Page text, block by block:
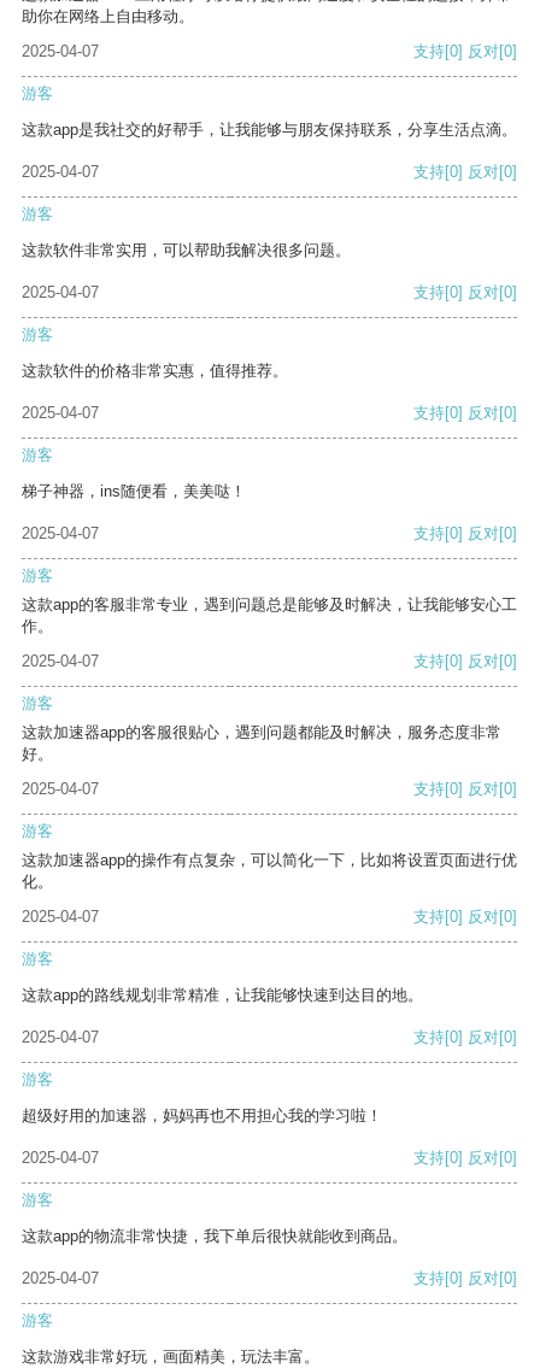
助你在网络上自由移动。
2025-04-07
支持[0] 反对[0]
游客
这款app是我社交的好帮手，让我能够与朋友保持联系，分享生活点滴。
2025-04-07 支持[0] 反对[0]
游客
这款软件非常实用，可以帮助我解决很多问题。
2025-04-07 支持[0] 反对[0]
游客
这款软件的价格非常实惠，值得推荐。
2025-04-07 支持[0] 反对[0]
游客
梯子神器，ins随便看，美美哒！
2025-04-07 支持[0] 反对[0]
游客
这款app的客服非常专业，遇到问题总是能够及时解决，让我能够安心工
作。
2025-04-07
支持[0] 反对[0]
游客
这款加速器app的客服很贴心，遇到问题都能及时解决，服务态度非常
好。
2025-04-07
支持[0] 反对[0]
游客
这款加速器app的操作有点复杂，可以简化一下，比如将设置页面进行优
化。
2025-04-07
支持[0] 反对[0]
游客
这款app的路线规划非常精准，让我能够快速到达目的地。
2025-04-07 支持[0] 反对[0]
游客
超级好用的加速器，妈妈再也不用担心我的学习啦！
2025-04-07 支持[0] 反对[0]
游客
这款app的物流非常快捷，我下单后很快就能收到商品。
2025-04-07 支持[0] 反对[0]
游客
这款游戏非常好玩，画面精美，玩法丰富。